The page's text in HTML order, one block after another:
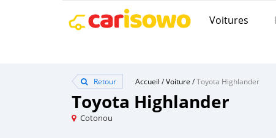
Voitures
Retour Accueil /Voiture /Toyota Highlander
Toyota Highlander
Cotonou